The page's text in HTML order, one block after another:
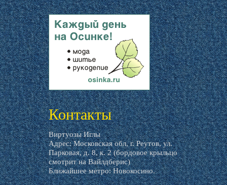
livemaster.ru
Контакты
Виртуозы Иглы
Адрес: Московская обл, г. Реутов, ул.
Парковая, д. 8, к. 2 (бордовое крыльцо
смотрит на Вайлдберис)
Ближайшее метро: Новокосино.